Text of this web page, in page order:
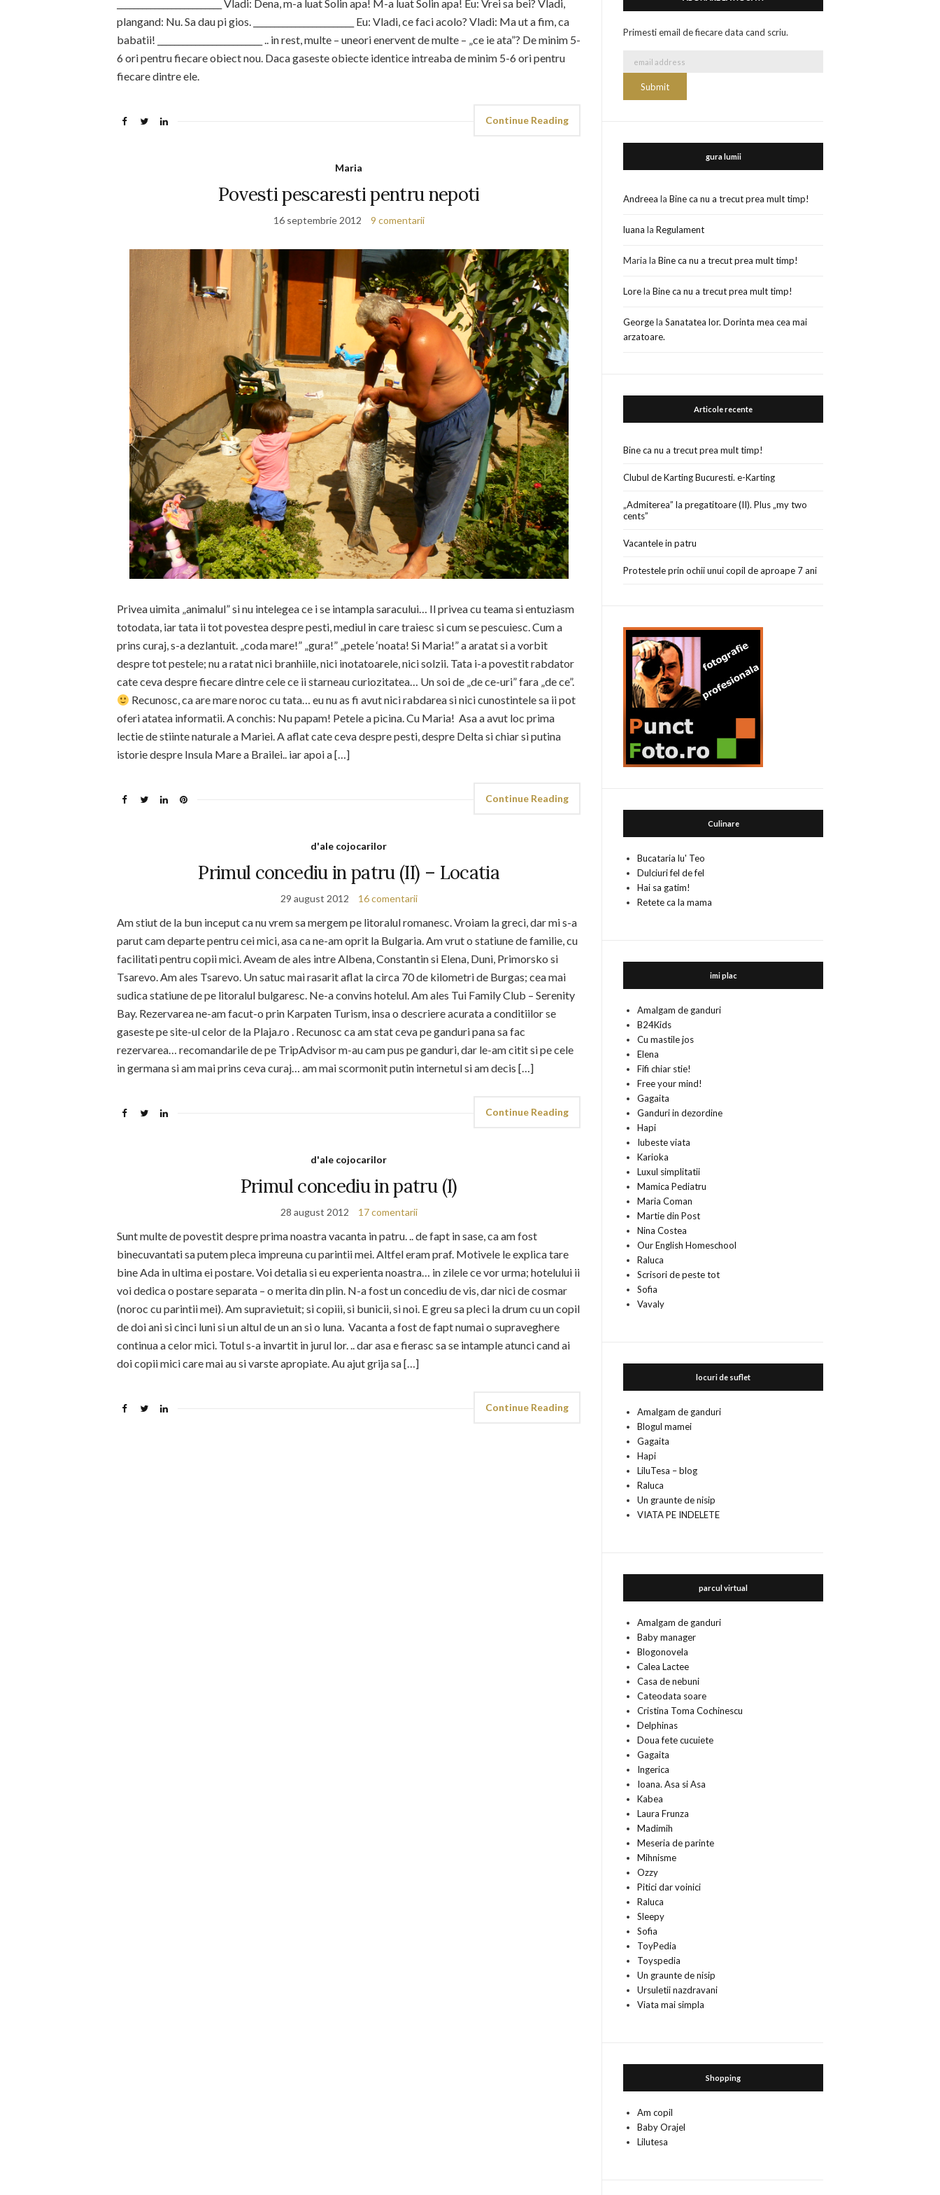
_________________________ Vladi: Dena, m-a luat Solin apa! M-a luat Solin apa! Eu: Vrei sa bei? Vladi,
plangand: Nu. Sa dau pi gios. ________________________ Eu: Vladi, ce faci acolo? Vladi: Ma ut a fim, ca
babatii! _________________________ .. in rest, multe – uneori enervent de multe – „ce ie ata”? De minim 5-
6 ori pentru fiecare obiect nou. Daca gaseste obiecte identice intreaba de minim 5-6 ori pentru
fiecare dintre ele.
Continue Reading
Maria
Povesti pescaresti pentru nepoti
16 septembrie 2012 9 comentarii
Privea uimita „animalul” si nu intelegea ce i se intampla saracului… Il privea cu teama si entuziasm
totodata, iar tata ii tot povestea despre pesti, mediul in care traiesc si cum se pescuiesc. Cum a
prins curaj, s-a dezlantuit. „coda mare!” „gura!” „petele ‘noata! Si Maria!” a aratat si a vorbit
despre tot pestele; nu a ratat nici branhiile, nici inotatoarele, nici solzii. Tata i-a povestit rabdator
cate ceva despre fiecare dintre cele ce ii starneau curiozitatea… Un soi de „de ce-uri” fara „de ce”.
Recunosc, ca are mare noroc cu tata… eu nu as fi avut nici rabdarea si nici cunostintele sa ii pot
oferi atatea informatii. A conchis: Nu papam! Petele a picina. Cu Maria! Asa a avut loc prima
lectie de stiinte naturale a Mariei. A aflat cate ceva despre pesti, despre Delta si chiar si putina
istorie despre Insula Mare a Brailei.. iar apoi a […]
Continue Reading
d'ale cojocarilor
Primul concediu in patru (II) – Locatia
29 august 2012 16 comentarii
Am stiut de la bun inceput ca nu vrem sa mergem pe litoralul romanesc. Vroiam la greci, dar mi s-a
parut cam departe pentru cei mici, asa ca ne-am oprit la Bulgaria. Am vrut o statiune de familie, cu
facilitati pentru copii mici. Aveam de ales intre Albena, Constantin si Elena, Duni, Primorsko si
Tsarevo. Am ales Tsarevo. Un satuc mai rasarit aflat la circa 70 de kilometri de Burgas; cea mai
sudica statiune de pe litoralul bulgaresc. Ne-a convins hotelul. Am ales Tui Family Club – Serenity
Bay. Rezervarea ne-am facut-o prin Karpaten Turism, insa o descriere acurata a conditiilor se
gaseste pe site-ul celor de la Plaja.ro . Recunosc ca am stat ceva pe ganduri pana sa fac
rezervarea… recomandarile de pe TripAdvisor m-au cam pus pe ganduri, dar le-am citit si pe cele
in germana si am mai prins ceva curaj… am mai scormonit putin internetul si am decis […]
Continue Reading
d'ale cojocarilor
Primul concediu in patru (I)
28 august 2012 17 comentarii
Sunt multe de povestit despre prima noastra vacanta in patru. .. de fapt in sase, ca am fost
binecuvantati sa putem pleca impreuna cu parintii mei. Altfel eram praf. Motivele le explica tare
bine Ada in ultima ei postare. Voi detalia si eu experienta noastra… in zilele ce vor urma; hotelului ii
voi dedica o postare separata – o merita din plin. N-a fost un concediu de vis, dar nici de cosmar
(noroc cu parintii mei). Am supravietuit; si copiii, si bunicii, si noi. E greu sa pleci la drum cu un copil
de doi ani si cinci luni si un altul de un an si o luna. Vacanta a fost de fapt numai o supraveghere
continua a celor mici. Totul s-a invartit in jurul lor. .. dar asa e fierasc sa se intample atunci cand ai
doi copii mici care mai au si varste apropiate. Au ajut grija sa […]
Continue Reading
Primesti email de fiecare data cand scriu.
gura lumii
Andreea laBine ca nu a trecut prea mult timp!
luana laRegulament
Maria laBine ca nu a trecut prea mult timp!
LorelaBine ca nu a trecut prea mult timp!
GeorgelaSanatatea lor. Dorinta mea cea mai
arzatoare.
Articole recente
Bine ca nu a trecut prea mult timp!
Clubul de Karting Bucuresti. e-Karting
„Admiterea” la pregatitoare (II). Plus „my two
cents”
Vacantele in patru
Protestele prin ochii unui copil de aproape 7 ani
Culinare
Bucataria lu' Teo
Dulciuri fel de fel
Hai sa gatim!
Retete ca la mama
imi plac
Amalgam de ganduri
B24Kids
Cu mastile jos
Elena
Fifi chiar stie!
Free your mind!
Gagaita
Ganduri in dezordine
Hapi
Iubeste viata
Karioka
Luxul simplitatii
Mamica Pediatru
Maria Coman
Martie din Post
Nina Costea
Our English Homeschool
Raluca
Scrisori de peste tot
Sofia
Vavaly
locuri de suflet
Amalgam de ganduri
Blogul mamei
Gagaita
Hapi
LiluTesa – blog
Raluca
Un graunte de nisip
VIATA PE INDELETE
parcul virtual
Amalgam de ganduri
Baby manager
Blogonovela
Calea Lactee
Casa de nebuni
Cateodata soare
Cristina Toma Cochinescu
Delphinas
Doua fete cucuiete
Gagaita
Ingerica
Ioana. Asa si Asa
Kabea
Laura Frunza
Madimih
Meseria de parinte
Mihnisme
Ozzy
Pitici dar voinici
Raluca
Sleepy
Sofia
ToyPedia
Toyspedia
Un graunte de nisip
Ursuletii nazdravani
Viata mai simpla
Shopping
Am copil
Baby Orajel
Lilutesa